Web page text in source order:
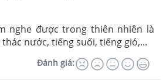
nghe được trong thiên nhiên là
nước, tiếng suối, tiếng gió,...
Đánh giá: